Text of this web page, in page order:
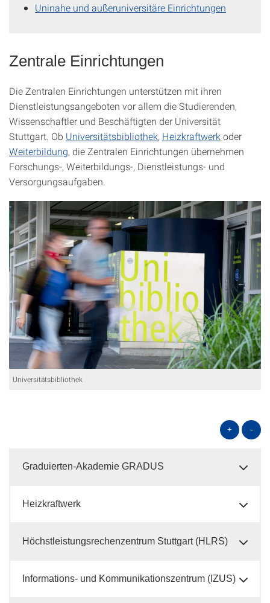
Uninahe und außeruniversitäre Einrichtungen
Zentrale Einrichtungen
Die Zentralen Einrichtungen unterstützen mit ihren
Dienstleistungsangeboten vor allem die Studierenden,
Wissenschaftler und Beschäftigten der Universität
Stuttgart. Ob Universitätsbibliothek, Heizkraftwerkoder
Weiterbildung, die Zentralen Einrichtungen übernehmen
Forschungs-, Weiterbildungs-, Dienstleistungs- und
Versorgungsaufgaben.
Universitätsbibliothek
+ -
Graduierten-Akademie GRADUS
Heizkraftwerk
Höchstleistungsrechenzentrum Stuttgart (HLRS)
Informations- und Kommunikationszentrum (IZUS)